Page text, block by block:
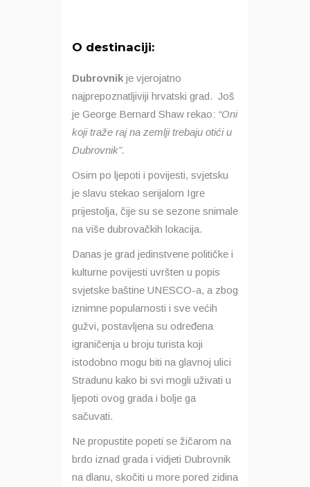
O destinaciji:
Dubrovnik je vjerojatno
najprepoznatljiviji hrvatski grad. Još
je George Bernard Shaw rekao: “Oni
koji traže raj na zemlji trebaju otići u
Dubrovnik”.
Osim po ljepoti i povijesti, svjetsku
je slavu stekao serijalom Igre
prijestolja, čije su se sezone snimale
na više dubrovačkih lokacija.
Danas je grad jedinstvene političke i
kulturne povijesti uvršten u popis
svjetske baštine UNESCO-a, a zbog
iznimne popularnosti i sve većih
gužvi, postavljena su određena
igraničenja u broju turista koji
istodobno mogu biti na glavnoj ulici
Stradunu kako bi svi mogli uživati u
ljepoti ovog grada i bolje ga
sačuvati.
Ne propustite popeti se žičarom na
brdo iznad grada i vidjeti Dubrovnik
na dlanu, skočiti u more pored zidina